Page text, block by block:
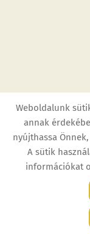
©
Oldal
Impresszum
Weboldalunk
annak
nyújthassa
A sütik
információkat
KERESÉS AZ OLDAL